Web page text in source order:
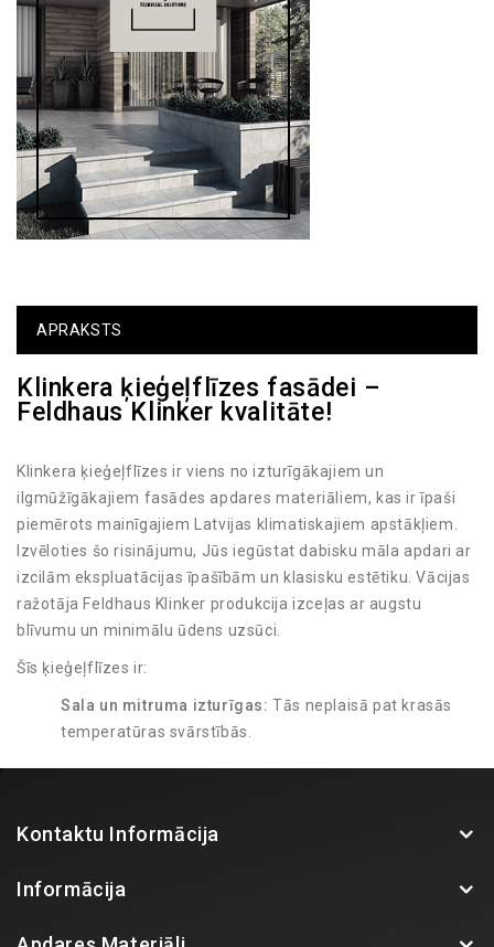
APRAKSTS
Klinkera ķieģeļflīzes fasādei –
Feldhaus Klinker kvalitāte!
Klinkera ķieģeļflīzes ir viens no izturīgākajiem un
ilgmūžīgākajiem fasādes apdares materiāliem, kas ir īpaši
piemērots mainīgajiem Latvijas klimatiskajiem apstākļiem.
Izvēloties šo risinājumu, Jūs iegūstat dabisku māla apdari ar
izcilām ekspluatācijas īpašībām un klasisku estētiku. Vācijas
ražotāja Feldhaus Klinker produkcija izceļas ar augstu
blīvumu un minimālu ūdens uzsūci.
Šīs ķieģeļflīzes ir:
Sala un mitruma izturīgas: Tās neplaisā pat krasās
temperatūras svārstībās.
pārkrāsošana vai speciāla apkope.
aicinām apmeklēt BK Fasādes salonu, kur iespējams klātienē
Kontaktu Informācija
Informācija